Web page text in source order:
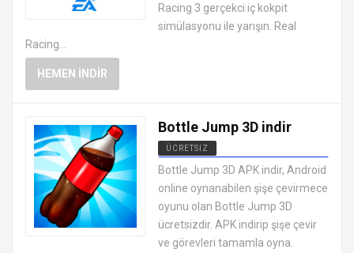
Racing 3 gerçekci iç kokpit
simülasyonu ile yarışın. Real
Racing...
HEMEN İNDIR
Bottle Jump 3D indir
ÜCRETSIZ
EN İYI ANDROID APK OYUNLARI
ÜCRETSIZ
Bottle Jump 3D APK indir, Android
online oynanabilen şişe çevirmece
oyunu olan Bottle Jump 3D
ücretsizdir. APK indirip şişe çevir
ve görevleri tamamla oyna.